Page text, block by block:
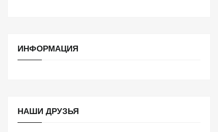
ИНФОРМАЦИЯ
НАШИ ДРУЗЬЯ